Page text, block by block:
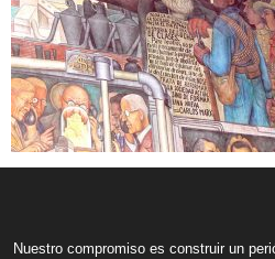
Nuestro compromiso es construir un